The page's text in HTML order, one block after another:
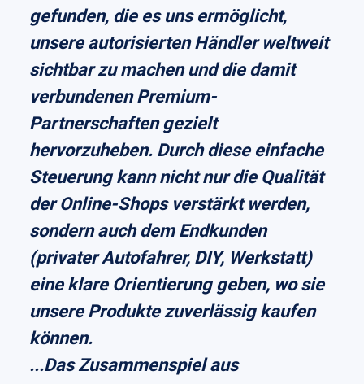
gefunden, die es uns ermöglicht,
unsere autorisierten Händler weltweit
sichtbar zu machen und die damit
verbundenen Premium-
Partnerschaften gezielt
hervorzuheben. Durch diese einfache
Steuerung kann nicht nur die Qualität
der Online-Shops verstärkt werden,
sondern auch dem Endkunden
(privater Autofahrer, DIY, Werkstatt)
eine klare Orientierung geben, wo sie
unsere Produkte zuverlässig kaufen
können.
...Das Zusammenspiel aus